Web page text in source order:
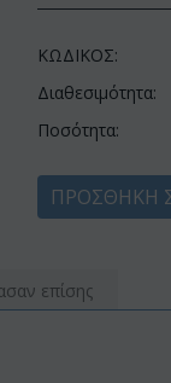
ΚΩΔΙΚΟΣ:
Διαθεσιμότητα:
Ποσότητα:
ΠΡΟΣΘΉΚΗ
επίσης